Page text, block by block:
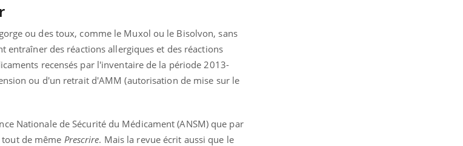
ou des toux, comme le Muxol ou le Bisolvon, sans
entraîner des réactions allergiques et des réactions
recensés par l'inventaire de la période 2013-
ou d'un retrait d'AMM (autorisation de mise sur le
Nationale de Sécurité du Médicament (ANSM) que par
tout de même Prescrire. Mais la revue écrit aussi que le